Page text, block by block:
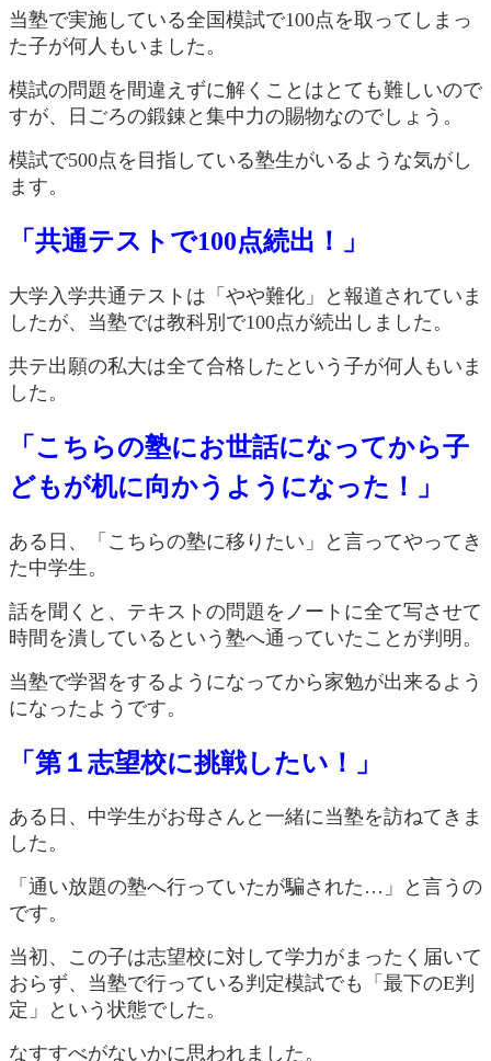
当塾で実施している全国模試で100点を取ってしまっ
た子が何人もいました。
模試の問題を間違えずに解くことはとても難しいので
すが、日ごろの鍛錬と集中力の賜物なのでしょう。
模試で500点を目指している塾生がいるような気がし
ます。
「共通テストで100点続出！」
大学入学共通テストは「やや難化」と報道されていま
したが、当塾では教科別で100点が続出しました。
共テ出願の私大は全て合格したという子が何人もいま
した。
「こちらの塾にお世話になってから子
どもが机に向かうようになった！」
ある日、「こちらの塾に移りたい」と言ってやってき
た中学生。
話を聞くと、テキストの問題をノートに全て写させて
時間を潰しているという塾へ通っていたことが判明。
当塾で学習をするようになってから家勉が出来るよう
になったようです。
「第１志望校に挑戦したい！」
ある日、中学生がお母さんと一緒に当塾を訪ねてきま
した。
「通い放題の塾へ行っていたが騙された…」と言うの
です。
当初、この子は志望校に対して学力がまったく届いて
おらず、当塾で行っている判定模試でも「最下のE判
定」という状態でした。
なすすべがないかに思われました。